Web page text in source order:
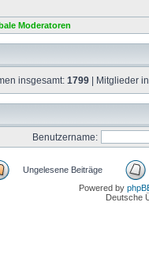
Moderatoren
insgesamt: 1799 | Mitglieder
Benutzername:
Ungelesene Beiträge
Powered by
Deutsche